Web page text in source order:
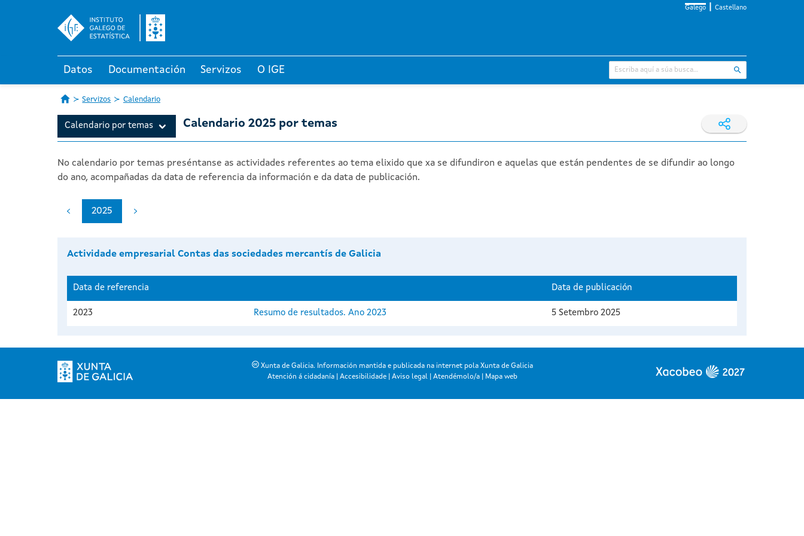
Galego Castellano
Datos Documentación Servizos O IGE
Servizos Calendario
Calendario por temas Calendario 2025 por temas
No calendario por temas preséntanse as actividades referentes ao tema elixido que xa se difundiron e aquelas que están pendentes de se difundir ao longo
do ano, acompañadas da data de referencia da información e da data de publicación.
2025
Actividade empresarial Contas das sociedades mercantís de Galicia
Data de referencia Data de publicación
2023 Resumo de resultados. Ano 2023 5 Setembro 2025
Xunta de Galicia. Información mantida e publicada na internet pola Xunta de Galicia
Atención á cidadanía |Accesibilidade |Aviso legal |Atendémolo/a Mapa web